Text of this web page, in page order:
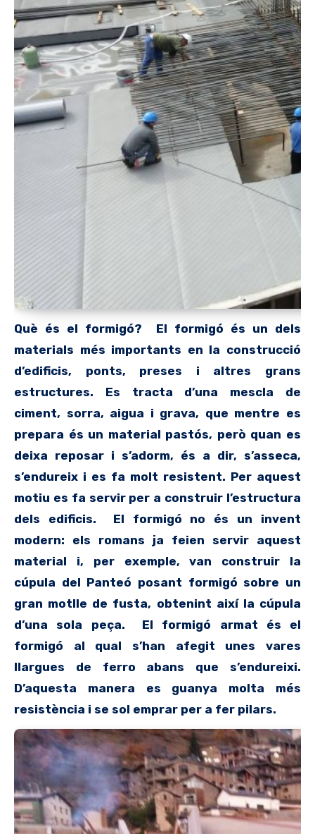
Què és el formigó? El formigó és un dels
materials més importants en la construcció
d’edificis, ponts, preses i altres grans
estructures. Es tracta d’una mescla de
ciment, sorra, aigua i grava, que mentre es
prepara és un material pastós, però quan es
deixa reposar i s’adorm, és a dir, s’asseca,
s’endureix i es fa molt resistent. Per aquest
motiu es fa servir per a construir l’estructura
dels edificis. El formigó no és un invent
modern: els romans ja feien servir aquest
material i, per exemple, van construir la
cúpula del Panteó posant formigó sobre un
gran motlle de fusta, obtenint així la cúpula
d’una sola peça. El formigó armat és el
formigó al qual s’han afegit unes vares
llargues de ferro abans que s’endureixi.
D’aquesta manera es guanya molta més
resistència i se sol emprar per a fer pilars.